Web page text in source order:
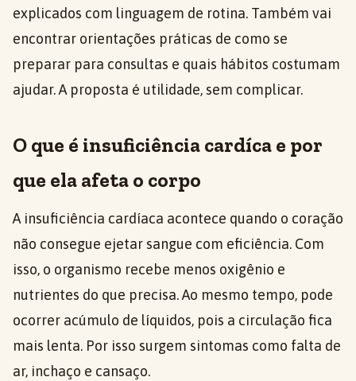
explicados com linguagem de rotina. Também vai
encontrar orientações práticas de como se
preparar para consultas e quais hábitos costumam
ajudar. A proposta é utilidade, sem complicar.
O que é insuficiência cardíca e por
que ela afeta o corpo
A insuficiência cardíaca acontece quando o coração
não consegue ejetar sangue com eficiência. Com
isso, o organismo recebe menos oxigênio e
nutrientes do que precisa. Ao mesmo tempo, pode
ocorrer acúmulo de líquidos, pois a circulação fica
mais lenta. Por isso surgem sintomas como falta de
ar, inchaço e cansaço.